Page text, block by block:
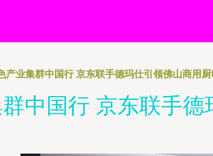
产业集群中国行 京东联手德玛仕引领佛山商用
中国行 京东联手